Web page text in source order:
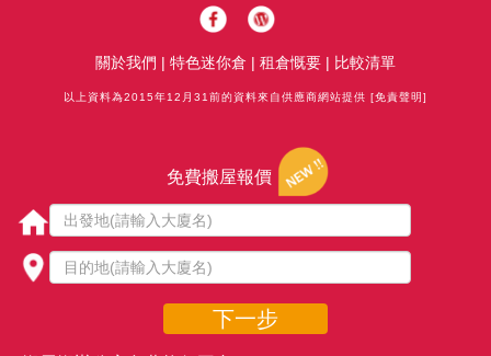
關於我們 | 特色迷你倉 | 租倉慨要 | 比較清單
以上資料為2015年12月31前的資料來自供應商網站提供 [免責聲明]
免費搬屋報價
下一步